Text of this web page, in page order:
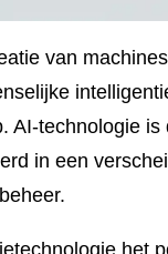
van
AI-technologie is
in een
het